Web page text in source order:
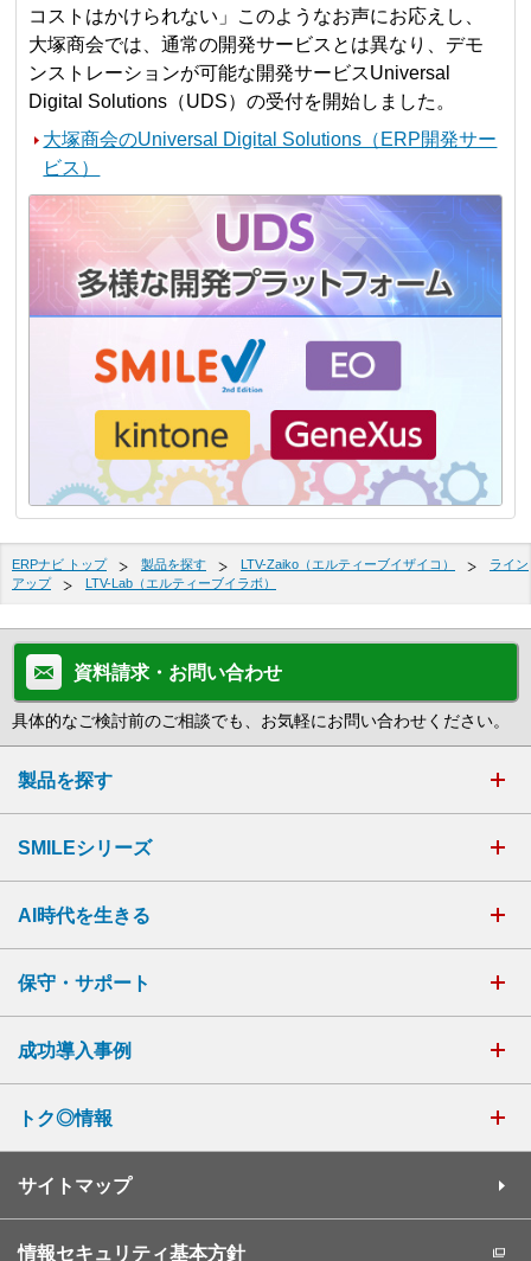
コストはかけられない」このようなお声にお応えし、
大塚商会では、通常の開発サービスとは異なり、デモ
ンストレーションが可能な開発サービスUniversal
Digital Solutions（UDS）の受付を開始しました。
大塚商会のUniversal Digital Solutions（ERP開発サー
ビス）
ERPナビ トップ 製品を探す LTV-Zaiko（エルティーブイザイコ）
ライン
アップ
LTV-Lab（エルティーブイラボ）
資料請求・お問い合わせ
具体的なご検討前のご相談でも、お気軽にお問い合わせください。
製品を探す
SMILEシリーズ
AI時代を生きる
保守・サポート
成功導入事例
トク◎情報
サイトマップ
情報セキュリティ基本方針